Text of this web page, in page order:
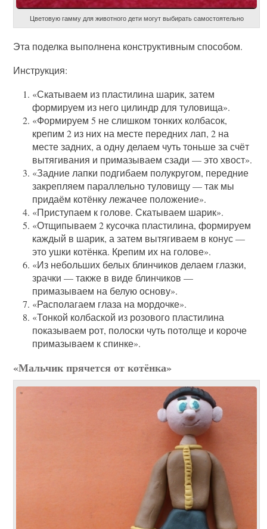
Цветовую гамму для животного дети могут выбирать самостоятельно
Эта поделка выполнена конструктивным способом.
Инструкция:
«Скатываем из пластилина шарик, затем
формируем из него цилиндр для туловища».
«Формируем 5 не слишком тонких колбасок,
крепим 2 из них на месте передних лап, 2 на
месте задних, а одну делаем чуть тоньше за счёт
вытягивания и примазываем сзади — это хвост».
«Задние лапки подгибаем полукругом, передние
закрепляем параллельно туловищу — так мы
придаём котёнку лежачее положение».
«Приступаем к голове. Скатываем шарик».
«Отщипываем 2 кусочка пластилина, формируем
каждый в шарик, а затем вытягиваем в конус —
это ушки котёнка. Крепим их на голове».
«Из небольших белых блинчиков делаем глазки,
зрачки — также в виде блинчиков —
примазываем на белую основу».
«Располагаем глаза на мордочке».
«Тонкой колбаской из розового пластилина
показываем рот, полоски чуть потолще и короче
примазываем к спинке».
«Мальчик прячется от котёнка»